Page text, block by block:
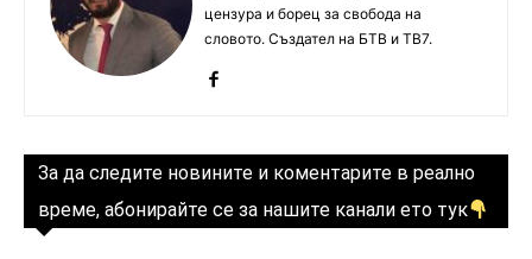
цензура и борец за свобода на
словото. Създател на БТВ и ТВ7.
За да следите новините и коментарите в реално
време, абонирайте се за нашите канали ето тук